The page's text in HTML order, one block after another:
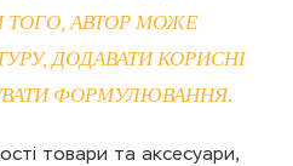
ТОГО, АВТОР МОЖЕ
ДОДАВАТИ КОРИСНІ
ФОРМУЛЮВАННЯ.
товари та аксесуари,